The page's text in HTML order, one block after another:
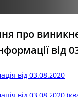
про
від
від 03.08.2020
від 03.08.2020